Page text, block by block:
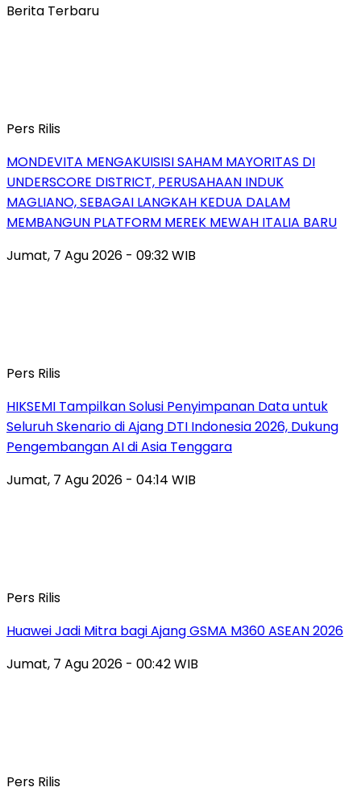
Berita Terbaru
Pers Rilis
MONDEVITA MENGAKUISISI SAHAM MAYORITAS DI
UNDERSCORE DISTRICT, PERUSAHAAN INDUK
MAGLIANO, SEBAGAI LANGKAH KEDUA DALAM
MEMBANGUN PLATFORM MEREK MEWAH ITALIA BARU
Jumat, 7 Agu 2026 - 09:32 WIB
Pers Rilis
HIKSEMI Tampilkan Solusi Penyimpanan Data untuk
Seluruh Skenario di Ajang DTI Indonesia 2026, Dukung
Pengembangan AI di Asia Tenggara
Jumat, 7 Agu 2026 - 04:14 WIB
Pers Rilis
Huawei Jadi Mitra bagi Ajang GSMA M360 ASEAN 2026
Jumat, 7 Agu 2026 - 00:42 WIB
Pers Rilis